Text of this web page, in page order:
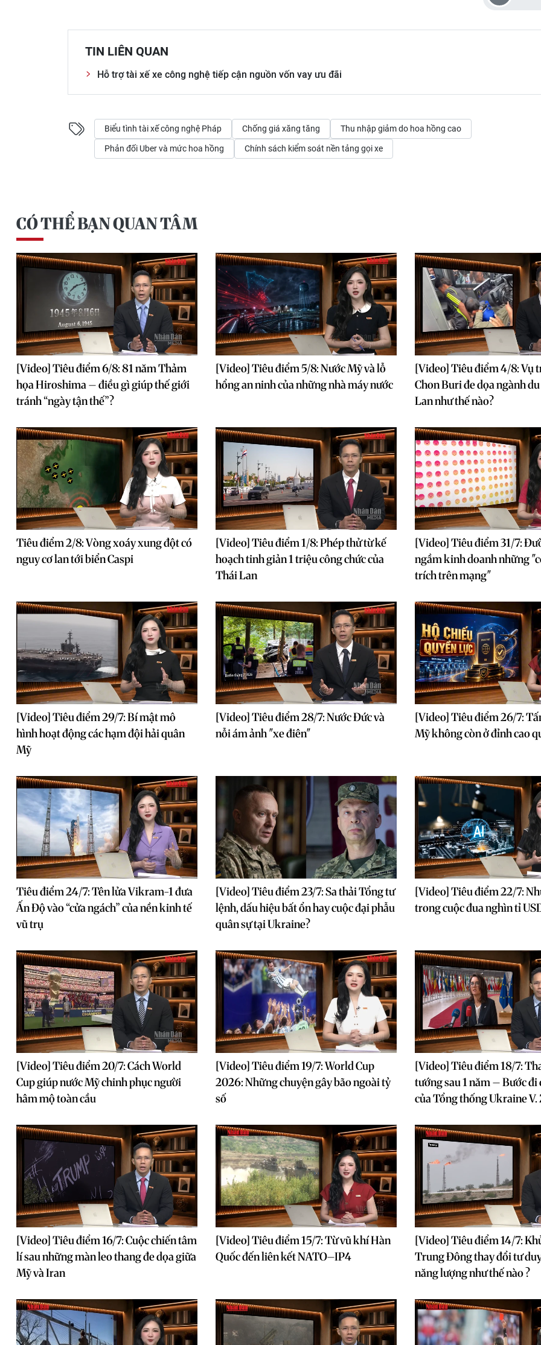
TIN LIÊN QUAN
Hỗ trợ tài xế xe công nghệ tiếp cận nguồn vốn vay ưu đãi
Biểu tình tài xế công nghệ Pháp Chống giá xăng tăng Thu nhập giảm do hoa hồng cao
Phản đối Uber và mức hoa hồng Chính sách kiểm soát nền tảng gọi xe
CÓ THỂ BẠN QUAN TÂM
[Video] Tiêu điểm 6/8: 81 năm Thảm
họa Hiroshima – điều gì giúp thế giới
tránh “ngày tận thế”?
[Video] Tiêu điểm 5/8: Nước Mỹ và lỗ
hổng an ninh của những nhà máy nước
[Video] Tiêu điểm 4/8: Vụ
Chon Buri đe dọa ngành
Lan như thế nào?
Tiêu điểm 2/8: Vòng xoáy xung đột có
nguy cơ lan tới biển Caspi
[Video] Tiêu điểm 1/8: Phép thử từ kế
hoạch tinh giản 1 triệu công chức của
Thái Lan
[Video] Tiêu điểm 31/7:
ngầm kinh doanh những
trích trên mạng"
[Video] Tiêu điểm 29/7: Bí mật mô
hình hoạt động các hạm đội hải quân
Mỹ
[Video] Tiêu điểm 28/7: Nước Đức và
nỗi ám ảnh "xe điên"
[Video] Tiêu điểm 26/7:
Mỹ không còn ở đỉnh cao
Tiêu điểm 24/7: Tên lửa Vikram-1 đưa
Ấn Độ vào “cửa ngách” của nền kinh tế
vũ trụ
[Video] Tiêu điểm 23/7: Sa thải Tổng tư
lệnh, dấu hiệu bất ổn hay cuộc đại phẫu
quân sự tại Ukraine?
[Video] Tiêu điểm 22/7:
trong cuộc đua nghìn tỉ
[Video] Tiêu điểm 20/7: Cách World
Cup giúp nước Mỹ chinh phục người
hâm mộ toàn cầu
[Video] Tiêu điểm 19/7: World Cup
2026: Những chuyện gây bão ngoài tỷ
số
[Video] Tiêu điểm 18/7:
tướng sau 1 năm – Bước đi
của Tổng thống Ukraine
[Video] Tiêu điểm 16/7: Cuộc chiến tâm
lí sau những màn leo thang đe dọa giữa
Mỹ và Iran
[Video] Tiêu điểm 15/7: Từ vũ khí Hàn
Quốc đến liên kết NATO–IP4
[Video] Tiêu điểm 14/7:
Trung Đông thay đổi tư
năng lượng như thế nào ?